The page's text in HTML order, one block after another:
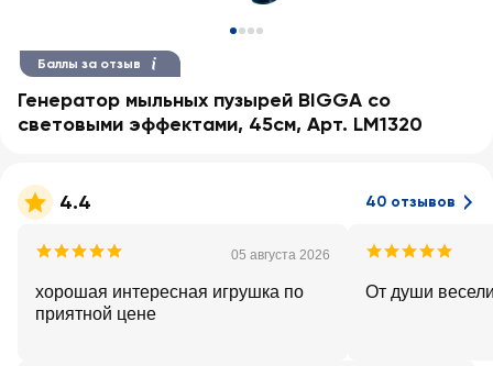
Баллы за отзыв
Генератор мыльных пузырей BIGGA со
световыми эффектами, 45см, Арт. LM1320
4.4 40 отзывов
05 августа 2026
хорошая интересная игрушка по
приятной цене
От души